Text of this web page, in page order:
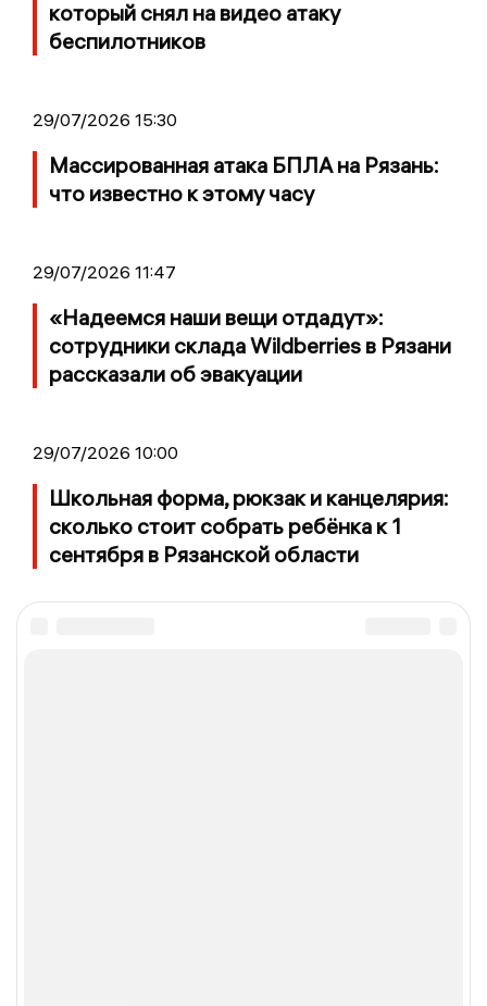
который снял на видео атаку
беспилотников
29/07/2026 15:30
Массированная атака БПЛА на Рязань:
что известно к этому часу
29/07/2026 11:47
«Надеемся наши вещи отдадут»:
сотрудники склада Wildberries в Рязани
рассказали об эвакуации
29/07/2026 10:00
Школьная форма, рюкзак и канцелярия:
сколько стоит собрать ребёнка к 1
сентября в Рязанской области